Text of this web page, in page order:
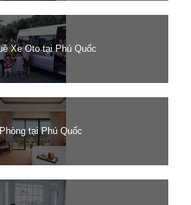
Xe Oto tại Phú Quốc
tại Phú Quốc